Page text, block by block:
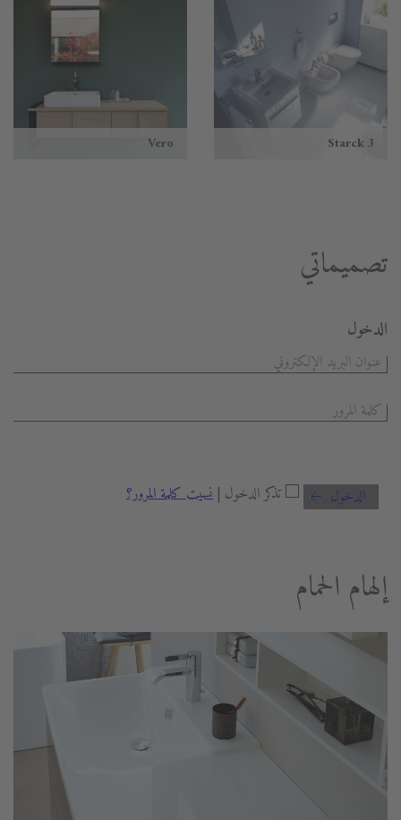
Starck 3
Vero
تصميماتي
الدخول
تذكر الدخول | نسيت كلمة المرور؟ الدخول
إلهام الحمام